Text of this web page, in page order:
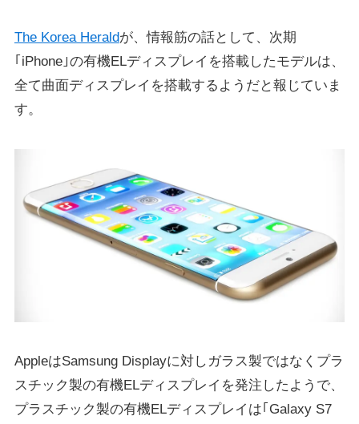
The Korea Heraldが、情報筋の話として、次期
｢iPhone｣の有機ELディスプレイを搭載したモデルは、
全て曲面ディスプレイを搭載するようだと報じていま
す。
AppleはSamsung Displayに対しガラス製ではなくプラ
スチック製の有機ELディスプレイを発注したようで、
プラスチック製の有機ELディスプレイは｢Galaxy S7